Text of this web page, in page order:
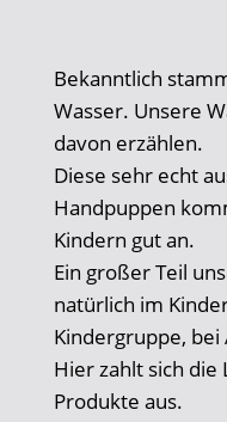
Bekanntlich
Wasser. Unsere
davon erzählen.
Diese sehr echt
Handpuppen
Kindern gut an.
Ein großer Teil
natürlich im
Kindergruppe,
Hier zahlt sich die
Produkte aus.